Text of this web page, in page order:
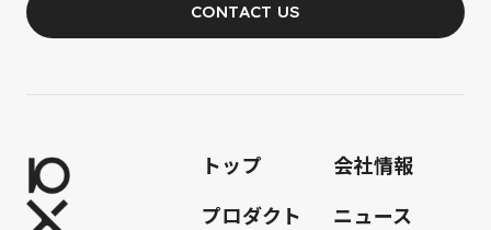
JOIN OUR TEAM
CONTACT US
トップ
会社情報
プロダクト
ニュース